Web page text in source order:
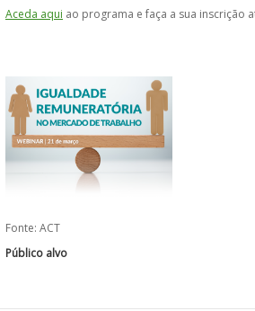
Aceda aqui ao programa e faça a sua inscrição
Fonte: ACT
Público alvo